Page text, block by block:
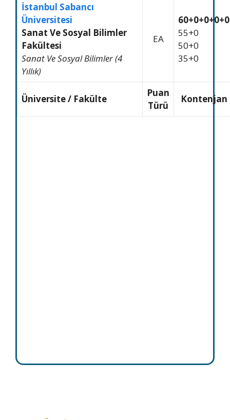
İstanbul Sabancı
Üniversitesi
Sanat Ve Sosyal Bilimler
Fakültesi
Sanat Ve Sosyal Bilimler (4
Yıllık)
EA
60+0+0+0+0
55+0
50+0
35+0
Üniversite / Fakülte
Puan
Türü
Kontenjan